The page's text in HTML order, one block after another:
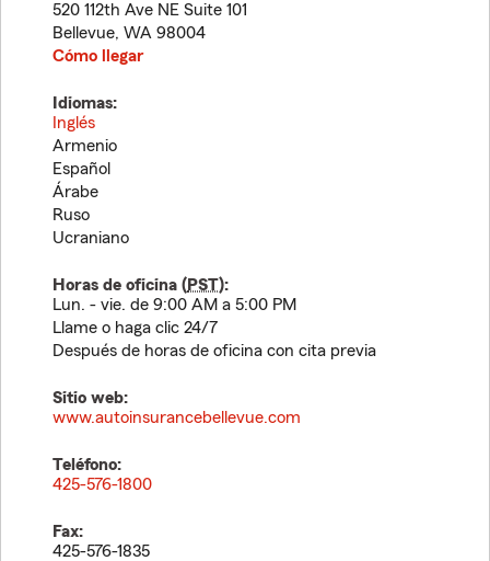
520 112th Ave NE Suite 101
Bellevue, WA 98004
Cómo llegar
Idiomas:
Inglés
Armenio
Español
Árabe
Ruso
Ucraniano
Horas de oficina (PST):
Lun. - vie. de 9:00 AM a 5:00 PM
Llame o haga clic 24/7
Después de horas de oficina con cita previa
Sitio web:
www.autoinsurancebellevue.com
Teléfono:
425-576-1800
Fax:
425-576-1835